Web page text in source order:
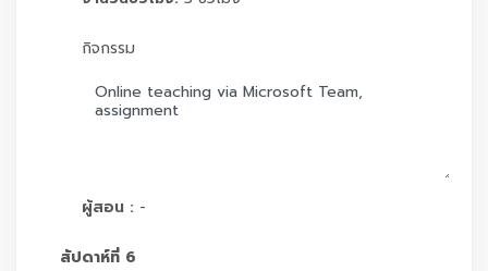
กิจกรรม
ผู้สอน : -
สัปดาห์ที่ 6